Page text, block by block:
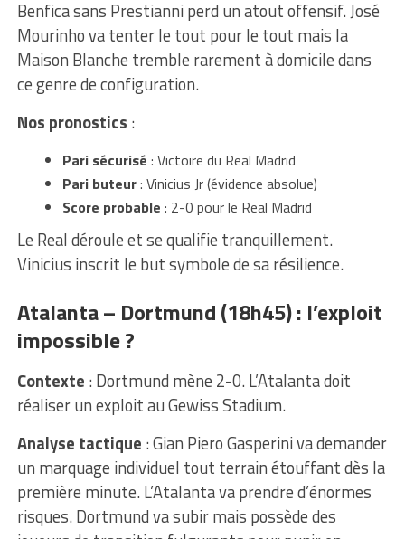
Benfica sans Prestianni perd un atout offensif. José
Mourinho va tenter le tout pour le tout mais la
Maison Blanche tremble rarement à domicile dans
ce genre de configuration.
Nos pronostics :
Pari sécurisé : Victoire du Real Madrid
Pari buteur: Vinicius Jr (évidence absolue)
Score probable : 2-0 pour le Real Madrid
Le Real déroule et se qualifie tranquillement.
Vinicius inscrit le but symbole de sa résilience.
Atalanta – Dortmund (18h45) : l’exploit
impossible ?
Contexte : Dortmund mène 2-0. L’Atalanta doit
réaliser un exploit au Gewiss Stadium.
Analyse tactique : Gian Piero Gasperini va demander
un marquage individuel tout terrain étouffant dès la
première minute. L’Atalanta va prendre d’énormes
risques. Dortmund va subir mais possède des